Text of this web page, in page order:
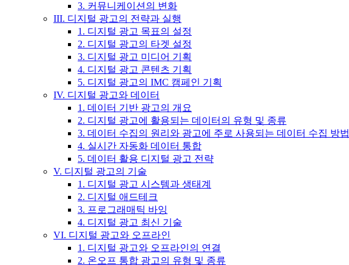
3. 커뮤니케이션의 변화
III. 디지털 광고의 전략과 실행
1. 디지털 광고 목표의 설정
2. 디지털 광고의 타겟 설정
3. 디지털 광고 미디어 기획
4. 디지털 광고 콘텐츠 기획
5. 디지털 광고의 IMC 캠페인 기획
IV. 디지털 광고와 데이터
1. 데이터 기반 광고의 개요
2. 디지털 광고에 활용되는 데이터의 유형 및 종류
3. 데이터 수집의 원리와 광고에 주로 사용되는 데이터 수집 방법
4. 실시간 자동화 데이터 통합
5. 데이터 활용 디지털 광고 전략
V. 디지털 광고의 기술
1. 디지털 광고 시스템과 생태계
2. 디지털 애드테크
3. 프로그래매틱 바잉
4. 디지털 광고 최신 기술
VI. 디지털 광고와 오프라인
1. 디지털 광고와 오프라인의 연결
2. 온오프 통합 광고의 유형 및 종류